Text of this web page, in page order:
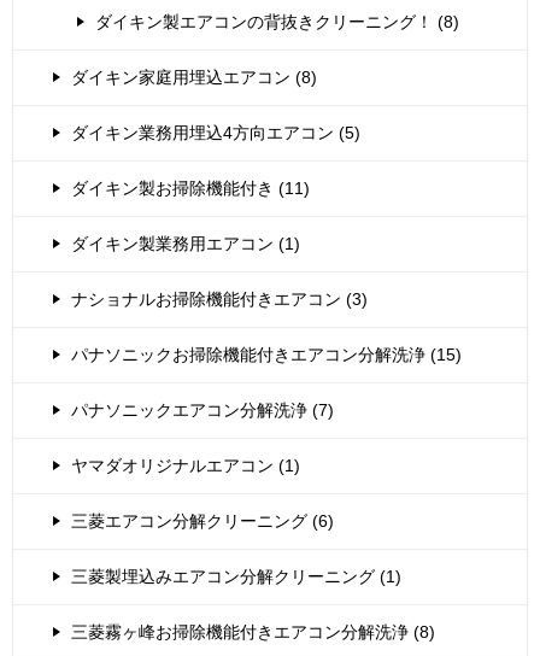
ダイキン製エアコンの背抜きクリーニング！ (8)
ダイキン家庭用埋込エアコン (8)
ダイキン業務用埋込4方向エアコン (5)
ダイキン製お掃除機能付き (11)
ダイキン製業務用エアコン (1)
ナショナルお掃除機能付きエアコン (3)
パナソニックお掃除機能付きエアコン分解洗浄 (15)
パナソニックエアコン分解洗浄 (7)
ヤマダオリジナルエアコン (1)
三菱エアコン分解クリーニング (6)
三菱製埋込みエアコン分解クリーニング (1)
三菱霧ヶ峰お掃除機能付きエアコン分解洗浄 (8)